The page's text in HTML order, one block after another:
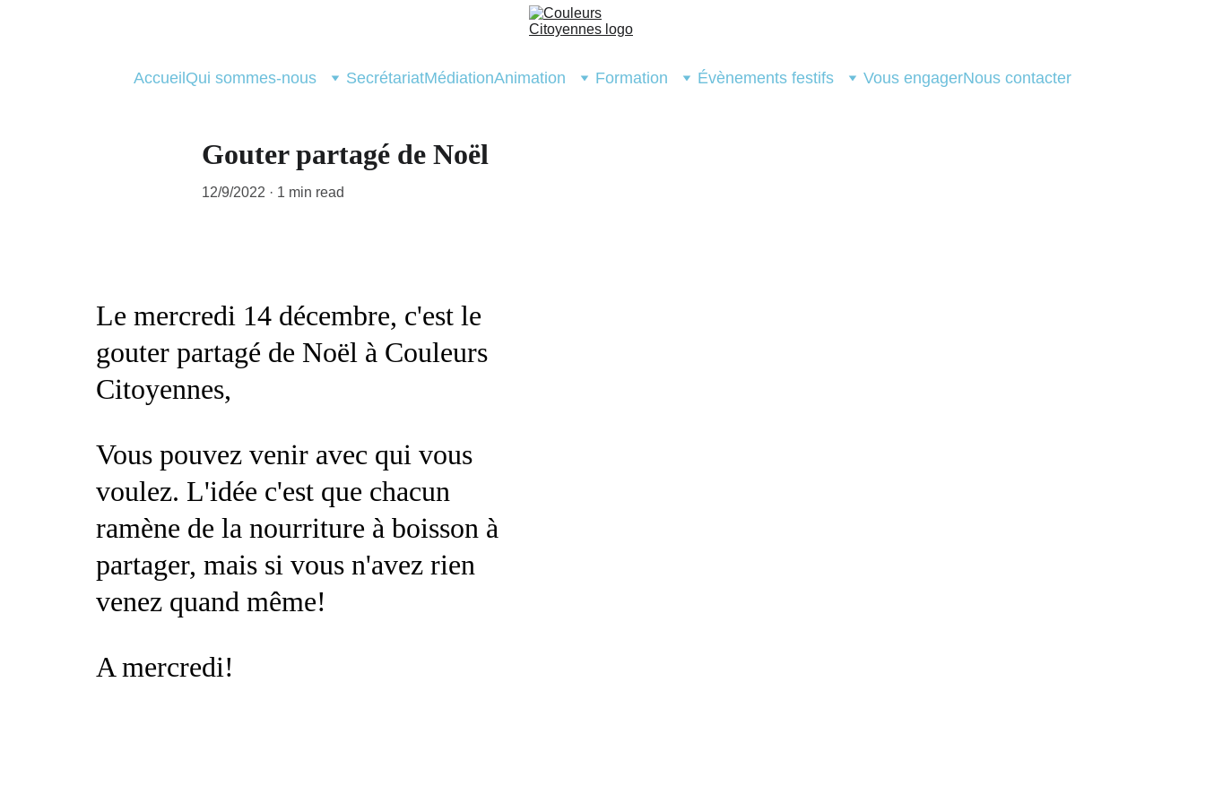
Accueil Qui sommes-nous SecrétariatMédiationAnimation Formation Évènements festifs Vous engagerNous contacter
Gouter partagé de Noël
12/9/2022 1 min read
Le mercredi 14 décembre, c'est le
gouter partagé de Noël à Couleurs
Citoyennes,
Vous pouvez venir avec qui vous
voulez. L'idée c'est que chacun
ramène de la nourriture à boisson à
partager, mais si vous n'avez rien
venez quand même!
A mercredi!